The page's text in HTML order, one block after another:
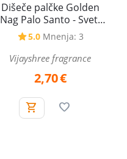
Dišeče palčke Golden
Nag Palo Santo - Sveti
les, 15 g
5.0 Mnenja: 3
Vijayshree fragrance
2,70€